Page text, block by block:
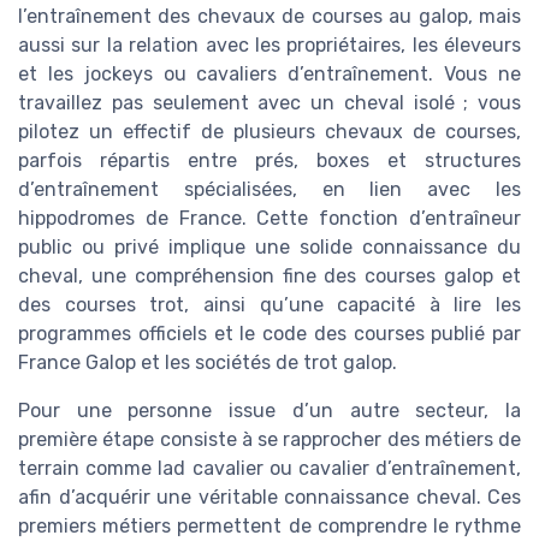
l’entraînement des chevaux de courses au galop, mais
aussi sur la relation avec les propriétaires, les éleveurs
et les jockeys ou cavaliers d’entraînement. Vous ne
travaillez pas seulement avec un cheval isolé ; vous
pilotez un effectif de plusieurs chevaux de courses,
parfois répartis entre prés, boxes et structures
d’entraînement spécialisées, en lien avec les
hippodromes de France. Cette fonction d’entraîneur
public ou privé implique une solide connaissance du
cheval, une compréhension fine des courses galop et
des courses trot, ainsi qu’une capacité à lire les
programmes officiels et le code des courses publié par
France Galop et les sociétés de trot galop.
Pour une personne issue d’un autre secteur, la
première étape consiste à se rapprocher des métiers de
terrain comme lad cavalier ou cavalier d’entraînement,
afin d’acquérir une véritable connaissance cheval. Ces
premiers métiers permettent de comprendre le rythme